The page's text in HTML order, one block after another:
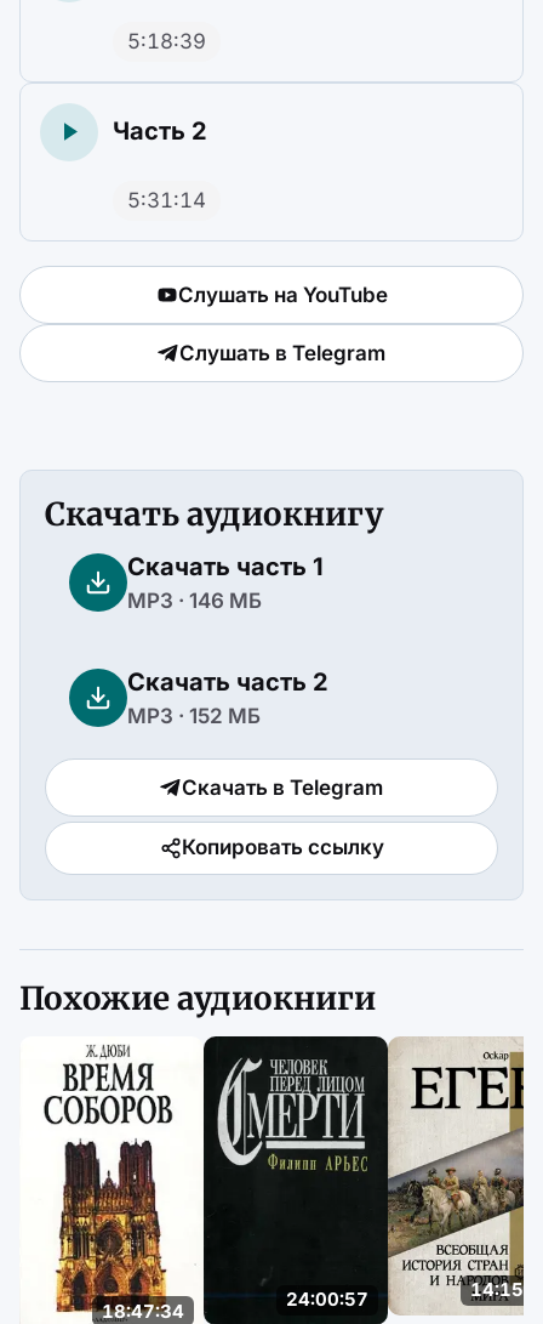
5:18:39
Часть 2
5:31:14
Слушать на YouTube
Слушать в Telegram
Скачать аудиокнигу
Скачать часть 1
MP3 · 146 МБ
Скачать часть 2
MP3 · 152 МБ
Скачать в Telegram
Копировать ссылку
Похожие аудиокниги
18:47:34 24:00:57